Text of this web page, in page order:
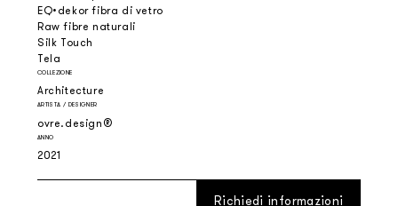
EQ•dekor fibra di vetro
Raw fibre naturali
Silk Touch
Tela
COLLEZIONE
Architecture
ARTISTA / DESIGNER
ovre.design®
ANNO
2021
Richiedi informazioni